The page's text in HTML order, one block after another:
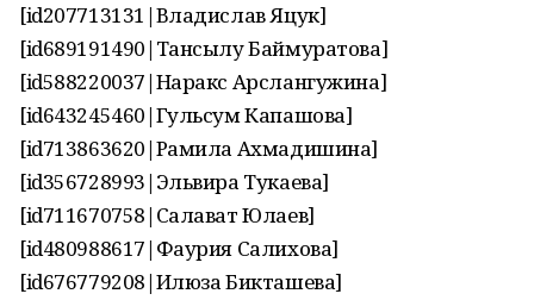
[id207713131|Владислав Яцук]
[id689191490|Тансылу Баймуратова]
[id588220037|Наракс Арслангужина]
[id643245460|Гульсум Капашова]
[id713863620|Рамила Ахмадишина]
[id356728993|Эльвира Тукаева]
[id711670758|Салават Юлаев]
[id480988617|Фаурия Салихова]
[id676779208|Илюза Бикташева]